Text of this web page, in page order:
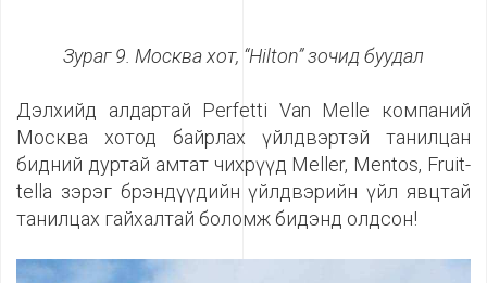
Зураг 9. Москва хот, “Hilton”зочид буудал
Дэлхийд алдартай Perfetti Van Melle компаний
Москва хотод байрлах үйлдвэртэй танилцан
бидний дуртай амтат чихрүүд Meller, Mentos, Fruit-
tella зэрэг брэндүүдийн үйлдвэрийн үйл явцтай
танилцах гайхалтай боломж бидэнд олдсон!